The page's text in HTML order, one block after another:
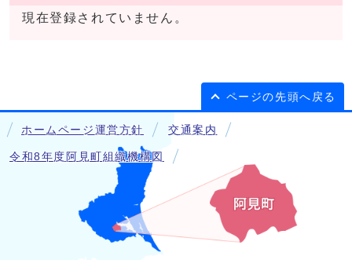
現在登録されていません。
ページの先頭へ戻る
ホームページ運営方針 交通案内
令和8年度阿見町組織機構図